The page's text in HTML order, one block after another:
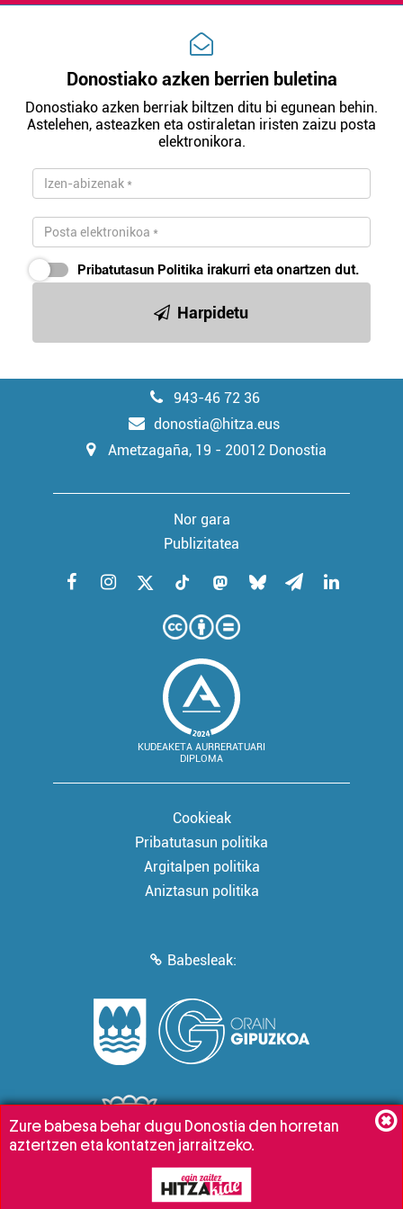
Donostiako azken berrien buletina
Donostiako azken berriak biltzen ditu bi egunean behin.
Astelehen, asteazken eta ostiraletan iristen zaizu posta
elektronikora.
Pribatutasun Politika irakurri eta onartzen dut.
Harpidetu
943-46 72 36
donostia@hitza.eus
Ametzagaña, 19 - 20012 Donostia
Nor gara
Publizitatea
KUDEAKETA AURRERATUARI
DIPLOMA
Cookieak
Pribatutasun politika
Argitalpen politika
Aniztasun politika
Babesleak:
Zure babesa behar dugu Donostia den horretan
aztertzen eta kontatzen jarraitzeko.